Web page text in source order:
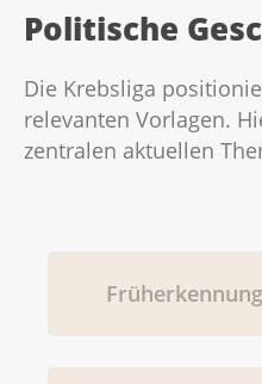
Politische
Die Krebsliga
relevanten Vorlagen.
zentralen aktuellen
Früherkennung